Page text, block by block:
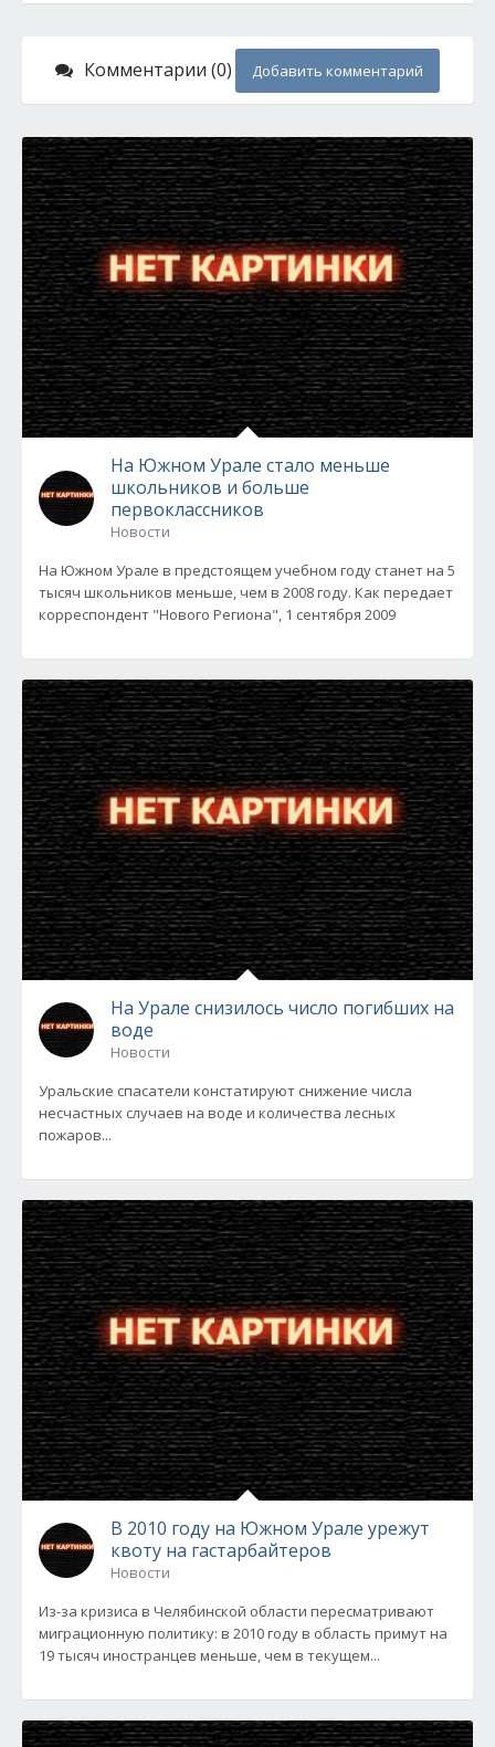
Комментарии (0) Добавить комментарий
На Южном Урале стало меньше
школьников и больше
первоклассников
Новости
На Южном Урале в предстоящем учебном году станет на 5
тысяч школьников меньше, чем в 2008 году. Как передает
корреспондент "Нового Региона", 1 сентября 2009
На Урале снизилось число погибших на
воде
Новости
Уральские спасатели констатируют снижение числа
несчастных случаев на воде и количества лесных
пожаров...
В 2010 году на Южном Урале урежут
квоту на гастарбайтеров
Новости
Из-за кризиса в Челябинской области пересматривают
миграционную политику: в 2010 году в область примут на
19 тысяч иностранцев меньше, чем в текущем...